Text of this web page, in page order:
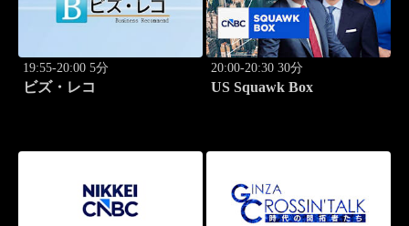
19:55-20:00 5分
ビズ・レコ
20:00-20:30 30分
US Squawk Box